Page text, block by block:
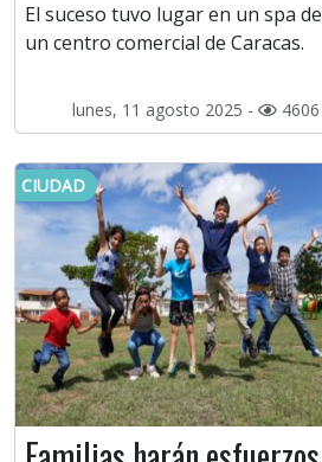
El suceso tuvo lugar en un spa de
un centro comercial de Caracas.
lunes, 11 agosto 2025 - 4606
CIUDAD